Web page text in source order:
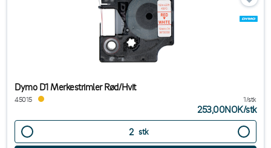
Dymo D1 Merkestrimler Rød/Hvit
45015 1/stk
253,00NOK/stk
stk